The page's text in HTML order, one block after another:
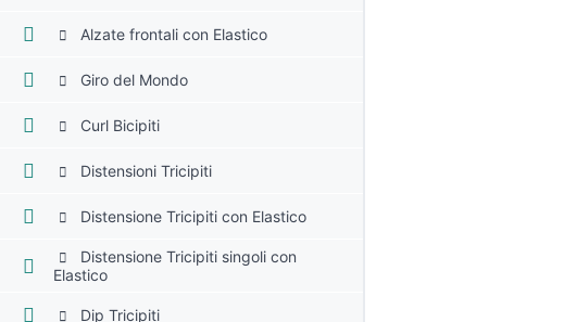
Alzate frontali con Elastico
Giro del Mondo
Curl Bicipiti
Distensioni Tricipiti
Distensione Tricipiti con Elastico
Distensione Tricipiti singoli con
Elastico
Dip Tricipiti